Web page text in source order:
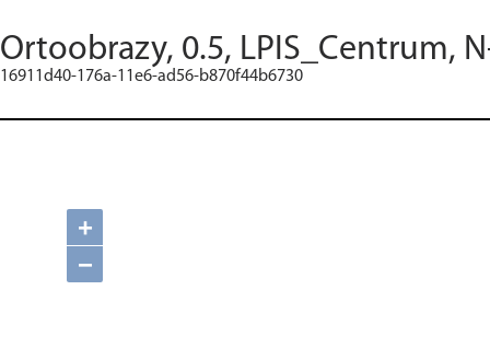
Ortoobrazy, 0.5, LPIS_Centrum,
16911d40-176a-11e6-ad56-b870f44b6730
+
−